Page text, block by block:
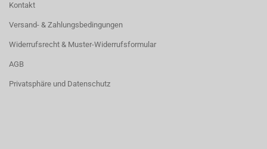
Kontakt
Versand- & Zahlungsbedingungen
Widerrufsrecht & Muster-Widerrufsformular
AGB
Privatsphäre und Datenschutz